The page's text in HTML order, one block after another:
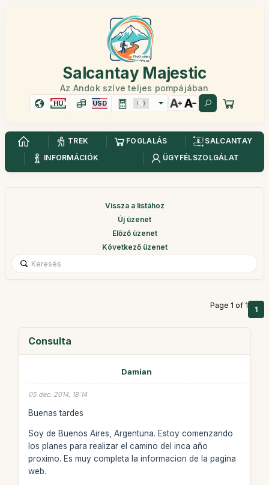
Salcantay Majestic
Az Andok szíve teljes pompájában
HU USD
TREK FOGLALÁS
SALCANTAY
INFORMÁCIÓK
ÜGYFÉLSZOLGÁLAT
Vissza a listához
Új üzenet
Előző üzenet
Következő üzenet
Page 1 of 1 1
Consulta
Damian
05 dec. 2014, 18:14
Buenas tardes
Soy de Buenos Aires, Argentuna. Estoy comenzando
los planes para realizar el camino del inca año
proximo. Es muy completa la informacion de la pagina
web.